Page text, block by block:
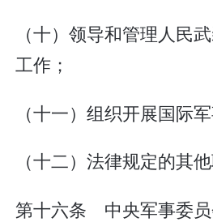
（十）领导和管理人民
工作；
（十一）组织开展国际
（十二）法律规定的其他
第十六条 中央军事委